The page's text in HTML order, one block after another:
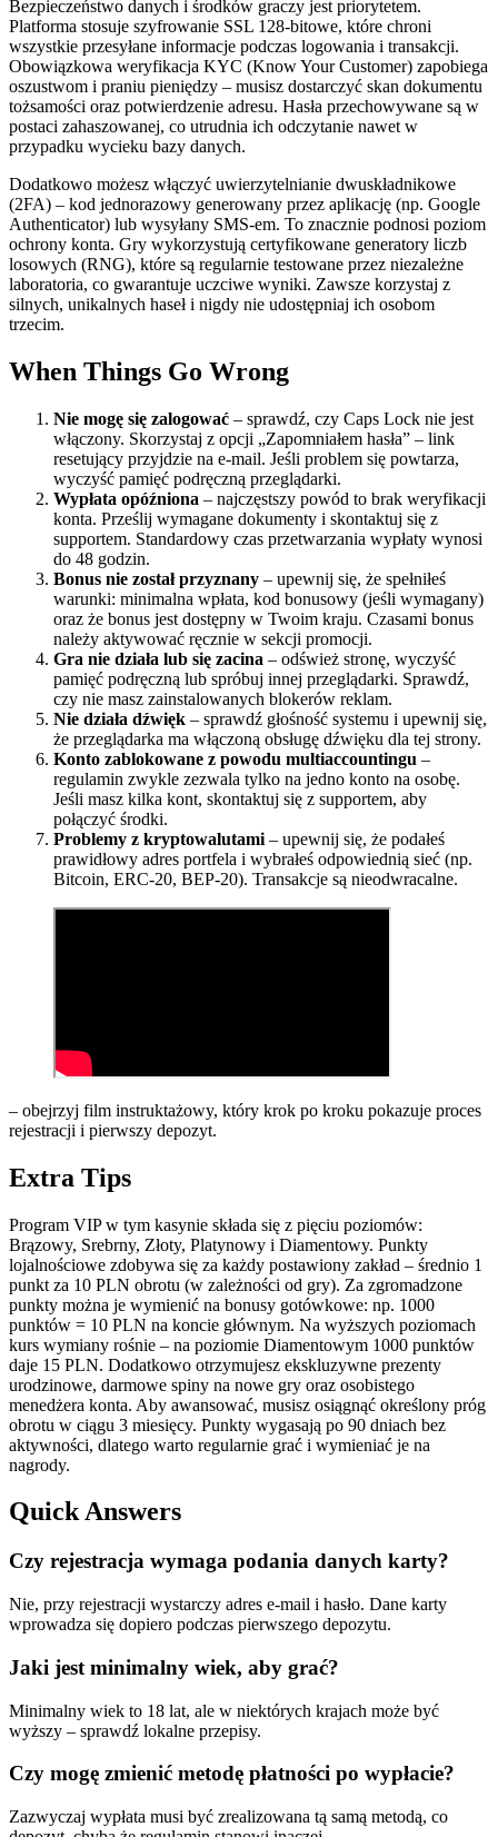
Bezpieczeństwo danych i środków graczy jest priorytetem.
Platforma stosuje szyfrowanie SSL 128-bitowe, które chroni
wszystkie przesyłane informacje podczas logowania i transakcji.
Obowiązkowa weryfikacja KYC (Know Your Customer) zapobiega
oszustwom i praniu pieniędzy – musisz dostarczyć skan dokumentu
tożsamości oraz potwierdzenie adresu. Hasła przechowywane są w
postaci zahaszowanej, co utrudnia ich odczytanie nawet w
przypadku wycieku bazy danych.
Dodatkowo możesz włączyć uwierzytelnianie dwuskładnikowe
(2FA) – kod jednorazowy generowany przez aplikację (np. Google
Authenticator) lub wysyłany SMS-em. To znacznie podnosi poziom
ochrony konta. Gry wykorzystują certyfikowane generatory liczb
losowych (RNG), które są regularnie testowane przez niezależne
laboratoria, co gwarantuje uczciwe wyniki. Zawsze korzystaj z
silnych, unikalnych haseł i nigdy nie udostępniaj ich osobom
trzecim.
When Things Go Wrong
Nie mogę się zalogować – sprawdź, czy Caps Lock nie jest
włączony. Skorzystaj z opcji „Zapomniałem hasła” – link
resetujący przyjdzie na e-mail. Jeśli problem się powtarza,
wyczyść pamięć podręczną przeglądarki.
Wypłata opóźniona – najczęstszy powód to brak weryfikacji
konta. Prześlij wymagane dokumenty i skontaktuj się z
supportem. Standardowy czas przetwarzania wypłaty wynosi
do 48 godzin.
Bonus nie został przyznany – upewnij się, że spełniłeś
warunki: minimalna wpłata, kod bonusowy (jeśli wymagany)
oraz że bonus jest dostępny w Twoim kraju. Czasami bonus
należy aktywować ręcznie w sekcji promocji.
Gra nie działa lub się zacina – odśwież stronę, wyczyść
pamięć podręczną lub spróbuj innej przeglądarki. Sprawdź,
czy nie masz zainstalowanych blokerów reklam.
Nie działa dźwięk – sprawdź głośność systemu i upewnij się,
że przeglądarka ma włączoną obsługę dźwięku dla tej strony.
Konto zablokowane z powodu multiaccountingu –
regulamin zwykle zezwala tylko na jedno konto na osobę.
Jeśli masz kilka kont, skontaktuj się z supportem, aby
połączyć środki.
Problemy z kryptowalutami – upewnij się, że podałeś
prawidłowy adres portfela i wybrałeś odpowiednią sieć (np.
Bitcoin, ERC-20, BEP-20). Transakcje są nieodwracalne.
– obejrzyj film instruktażowy, który krok po kroku pokazuje proces
rejestracji i pierwszy depozyt.
Extra Tips
Program VIP w tym kasynie składa się z pięciu poziomów:
Brązowy, Srebrny, Złoty, Platynowy i Diamentowy. Punkty
lojalnościowe zdobywa się za każdy postawiony zakład – średnio 1
punkt za 10 PLN obrotu (w zależności od gry). Za zgromadzone
punkty można je wymienić na bonusy gotówkowe: np. 1000
punktów = 10 PLN na koncie głównym. Na wyższych poziomach
kurs wymiany rośnie – na poziomie Diamentowym 1000 punktów
daje 15 PLN. Dodatkowo otrzymujesz ekskluzywne prezenty
urodzinowe, darmowe spiny na nowe gry oraz osobistego
menedżera konta. Aby awansować, musisz osiągnąć określony próg
obrotu w ciągu 3 miesięcy. Punkty wygasają po 90 dniach bez
aktywności, dlatego warto regularnie grać i wymieniać je na
nagrody.
Quick Answers
Czy rejestracja wymaga podania danych karty?
Nie, przy rejestracji wystarczy adres e-mail i hasło. Dane karty
wprowadza się dopiero podczas pierwszego depozytu.
Jaki jest minimalny wiek, aby grać?
Minimalny wiek to 18 lat, ale w niektórych krajach może być
wyższy – sprawdź lokalne przepisy.
Czy mogę zmienić metodę płatności po wypłacie?
Zazwyczaj wypłata musi być zrealizowana tą samą metodą, co